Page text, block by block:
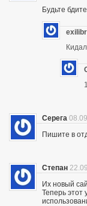
Будьте
Серега
Пишите в
Степан
Их новый
Теперь